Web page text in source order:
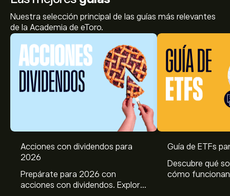
Nuestra selección principal de las guías más relevantes
de la Academia de eToro.
Acciones con dividendos para
2026
Prepárate para 2026 con
acciones con dividendos. Explora
Guía de ETFs
Descubre qué
cómo